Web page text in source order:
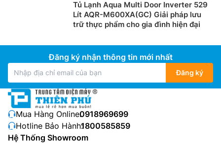
Tủ lạnh Sharp inverter SJ-FXP560V-RG được trang bị
ngăn trữ tươi linh hoạt có thể điều chỉnh nhiệt độ lịnh
hoạt trong khoảng -3 đến 5 độ C, có thể điều chỉnh
hoặc bảo quản rau củ quả.
Tủ Lạnh Aqua Multi Door Inverter 529
Lít AQR-M600XA(GC) Giải pháp lưu
trữ thực phẩm cho gia đình hiện đại
Đăng ký nhận thông tin mới nhất
Đăng ký
Mua Hàng Online:0918969699
Hotline Bảo Hành:1800585859
Hệ Thống Showroom